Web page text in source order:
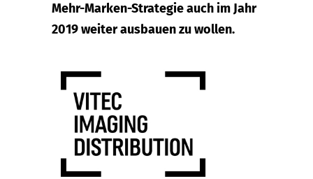
Mehr-Marken-Strategie auch im Jahr
2019 weiter ausbauen zu wollen.